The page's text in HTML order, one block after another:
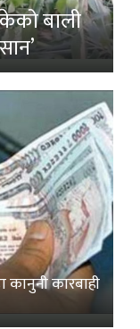
बाली
कारबाही